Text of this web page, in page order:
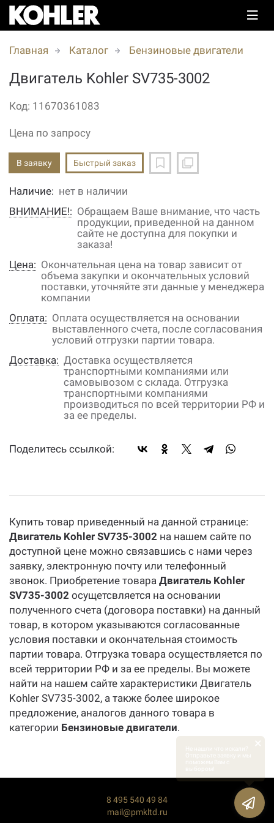
Главная Каталог Бензиновые двигатели
Двигатель Kohler SV735-3002
Код: 11670361083
Цена по запросу
В заявку Быстрый заказ
Наличие: нет в наличии
ВНИМАНИЕ!: Обращаем Ваше внимание, что часть
продукции, приведенной на данном
сайте не доступна для покупки и
заказа!
Цена: Окончательная цена на товар зависит от
объема закупки и окончательных условий
поставки, уточняйте эти данные у менеджера
компании
Оплата: Оплата осуществляется на основании
выставленного счета, после согласования
условий отгрузки партии товара.
Доставка: Доставка осуществляется
транспортными компаниями или
самовывозом с склада. Отгрузка
транспортными компаниями
производиться по всей территории РФ и
за ее пределы.
Поделитесь ссылкой:
Купить товар приведенный на данной странице:
Двигатель Kohler SV735-3002 на нашем сайте по
доступной цене можно связавшись с нами через
заявку, электронную почту или телефонный
звонок. Приобретение товара Двигатель Kohler
SV735-3002 осущетсвляется на основании
полученного счета (договора поставки) на данный
товар, в котором указываются согласованные
условия поставки и окончательная стоимость
партии товара. Отгрузка товара осуществляется по
всей территории РФ и за ее пределы. Вы можете
найти на нашем сайте характеристики Двигатель
Kohler SV735-3002, а также более широкое
предложение, аналогов данного товара в
категории Бензиновые двигатели.
8 495 540 49 84
mail@pmkltd.ru
Не нашли что искали?
Отправьте заявку и мы
поможем Вам с
выбором!
×